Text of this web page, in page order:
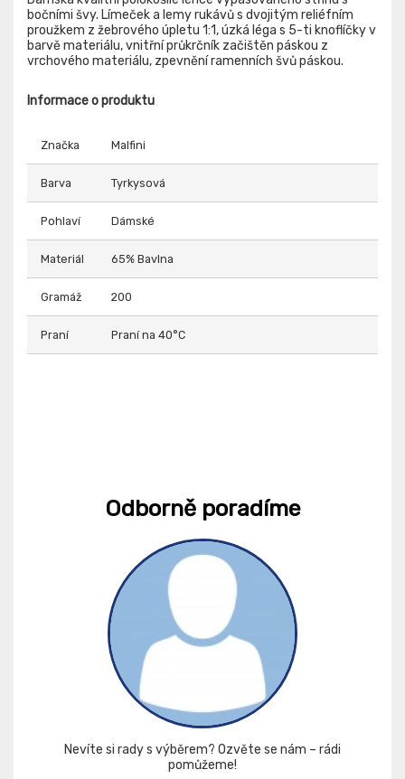
bočními švy. Límeček a lemy rukávů s dvojitým reliéfním
proužkem z žebrového úpletu 1:1, úzká léga s 5-ti knoflíčky v
barvě materiálu, vnitřní průkrčník začištěn páskou z
vrchového materiálu, zpevnění ramenních švů páskou.
Informace o produktu
Značka Malfini
Barva Tyrkysová
Pohlaví Dámské
Materiál 65% Bavlna
Gramáž 200
Praní Praní na 40°C
Odborně poradíme
Nevíte si rady s výběrem? Ozvěte se nám – rádi
pomůžeme!